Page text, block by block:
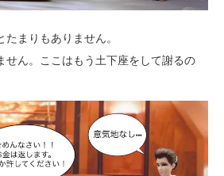
まりもありません。
せん。ここはもう土下座をして謝るの